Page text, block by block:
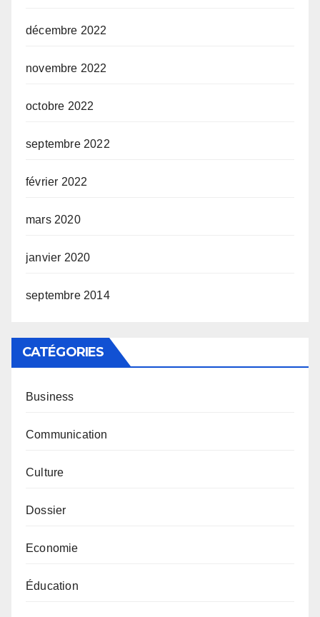
décembre 2022
novembre 2022
octobre 2022
septembre 2022
février 2022
mars 2020
janvier 2020
septembre 2014
CATÉGORIES
Business
Communication
Culture
Dossier
Economie
Éducation